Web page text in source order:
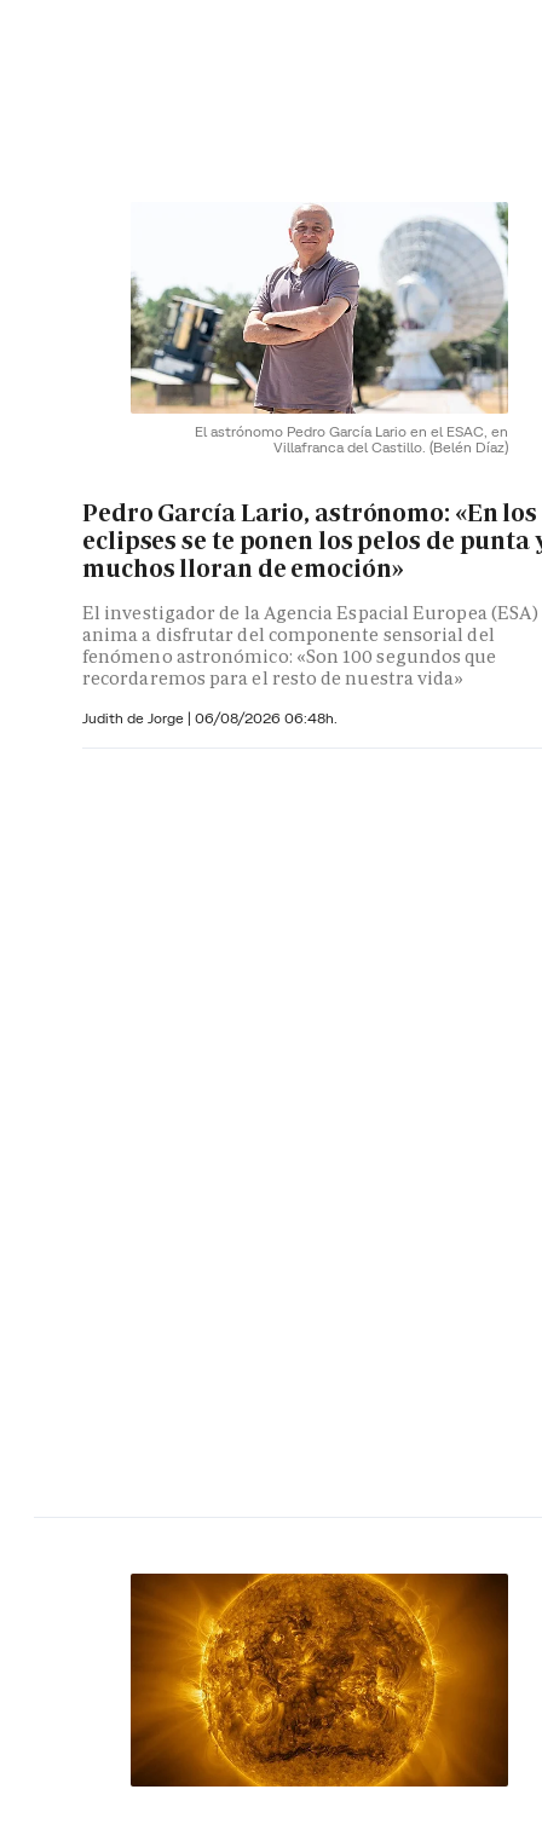
El astrónomo Pedro García Lario en el ESAC, en
Villafranca del Castillo. (Belén Díaz)
Pedro García Lario, astrónomo: «En los
eclipses se te ponen los pelos de punta
muchos lloran de emoción»
El investigador de la Agencia Espacial Europea (ESA)
anima a disfrutar del componente sensorial del
fenómeno astronómico: «Son 100 segundos que
recordaremos para el resto de nuestra vida»
Judith de Jorge | 06/08/2026 06:48h.